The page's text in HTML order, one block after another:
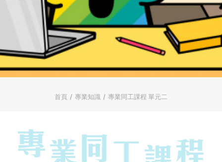
ENGLISH
简体
首頁
首頁 專業知識 專業同工課程 單元二